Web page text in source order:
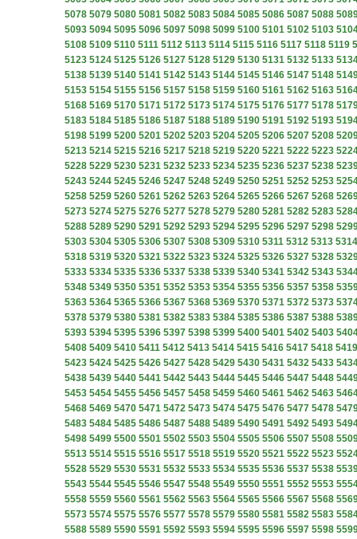
5078 5079 5080 5081 5082 5083 5084 5085 5086 5087 5088
5093 5094 5095 5096 5097 5098 5099 5100 5101 5102 5103
5108 5109 5110 5111 5112 5113 5114 5115 5116 5117 5118 5119
5123 5124 5125 5126 5127 5128 5129 5130 5131 5132 5133
5138 5139 5140 5141 5142 5143 5144 5145 5146 5147 5148
5153 5154 5155 5156 5157 5158 5159 5160 5161 5162 5163
5168 5169 5170 5171 5172 5173 5174 5175 5176 5177 5178
5183 5184 5185 5186 5187 5188 5189 5190 5191 5192 5193
5198 5199 5200 5201 5202 5203 5204 5205 5206 5207 5208
5213 5214 5215 5216 5217 5218 5219 5220 5221 5222 5223
5228 5229 5230 5231 5232 5233 5234 5235 5236 5237 5238
5243 5244 5245 5246 5247 5248 5249 5250 5251 5252 5253
5258 5259 5260 5261 5262 5263 5264 5265 5266 5267 5268
5273 5274 5275 5276 5277 5278 5279 5280 5281 5282 5283
5288 5289 5290 5291 5292 5293 5294 5295 5296 5297 5298
5303 5304 5305 5306 5307 5308 5309 5310 5311 5312 5313 5314
5318 5319 5320 5321 5322 5323 5324 5325 5326 5327 5328
5333 5334 5335 5336 5337 5338 5339 5340 5341 5342 5343
5348 5349 5350 5351 5352 5353 5354 5355 5356 5357 5358
5363 5364 5365 5366 5367 5368 5369 5370 5371 5372 5373
5378 5379 5380 5381 5382 5383 5384 5385 5386 5387 5388
5393 5394 5395 5396 5397 5398 5399 5400 5401 5402 5403
5408 5409 5410 5411 5412 5413 5414 5415 5416 5417 5418 5419
5423 5424 5425 5426 5427 5428 5429 5430 5431 5432 5433
5438 5439 5440 5441 5442 5443 5444 5445 5446 5447 5448
5453 5454 5455 5456 5457 5458 5459 5460 5461 5462 5463
5468 5469 5470 5471 5472 5473 5474 5475 5476 5477 5478
5483 5484 5485 5486 5487 5488 5489 5490 5491 5492 5493
5498 5499 5500 5501 5502 5503 5504 5505 5506 5507 5508
5513 5514 5515 5516 5517 5518 5519 5520 5521 5522 5523
5528 5529 5530 5531 5532 5533 5534 5535 5536 5537 5538
5543 5544 5545 5546 5547 5548 5549 5550 5551 5552 5553
5558 5559 5560 5561 5562 5563 5564 5565 5566 5567 5568
5573 5574 5575 5576 5577 5578 5579 5580 5581 5582 5583
5588 5589 5590 5591 5592 5593 5594 5595 5596 5597 5598